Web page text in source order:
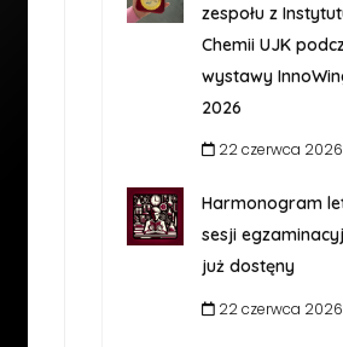
zespołu z
Chemii UJK
wystawy
2026
22 czerwca 2026
Harmonogram
sesji
już dostęny
22 czerwca 2026